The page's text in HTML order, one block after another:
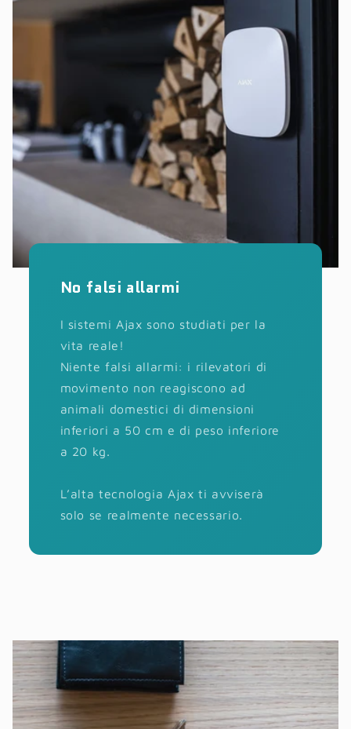
No falsi allarmi
I sistemi Ajax sono studiati per la
vita reale!
Niente falsi allarmi: i rilevatori di
movimento non reagiscono ad
animali domestici di dimensioni
inferiori a 50 cm e di peso inferiore
a 20 kg.
L’alta tecnologia Ajax ti avviserà
solo se realmente necessario.